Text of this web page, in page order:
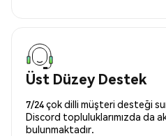
Üst Düzey Destek
7/24 çok dilli müşteri desteği
Discord topluluklarımızda da
bulunmaktadır.